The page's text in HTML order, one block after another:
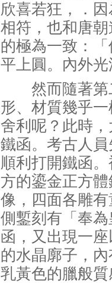
欣喜若狂，．
相符，也和唐
的極為一致：
平上圓。內外
然而隨著第
形、材質幾乎
舍利呢？此時
鐵函。考古人
順利打開鐵函
方的鎏金正方
像，四面各雕
側鏨刻有「奉
函，又出現一
的水晶廓子，
乳黃色的臘般